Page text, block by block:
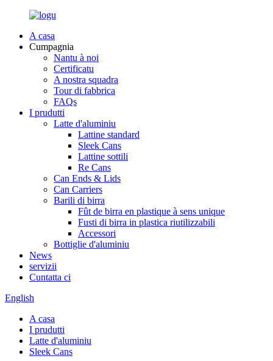
A casa
Cumpagnia
Nantu à noi
Certificatu
A nostra squadra
Tour di fabbrica
FAQs
I prudutti
Latte d'aluminiu
Lattine standard
Sleek Cans
Lattine sottili
Re Cans
Can Ends & Lids
Can Carriers
Barili di birra
Fût de birra en plastique à sens unique
Fusti di birra in plastica riutilizzabili
Accessori
Bottiglie d'aluminiu
News
servizii
Cuntatta ci
English
A casa
I prudutti
Latte d'aluminiu
Sleek Cans